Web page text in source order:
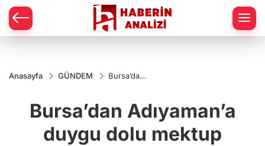
Anasayfa GÜNDEM
Bursa’dan
mektup
Bursa’dan Adıyaman’a
duygu dolu mektup